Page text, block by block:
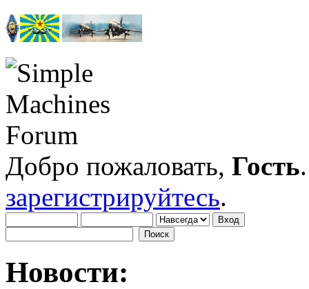
Добро пожаловать, Гость
зарегистрируйтесь.
Новости: